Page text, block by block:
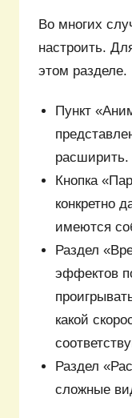
Во многих
настроить.
этом разделе.
Пункт
расширить.
Кнопка
конкретно
имеются
Раздел
эффектов
какой
Раздел
сложные